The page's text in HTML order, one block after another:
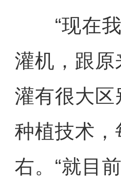
“现在我
灌机，跟
灌有很大区
种植技术
右。“就目